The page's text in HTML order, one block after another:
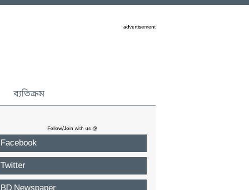
advertisement
ব্যতিক্রম
Follow/Join with us @
Facebook
Twitter